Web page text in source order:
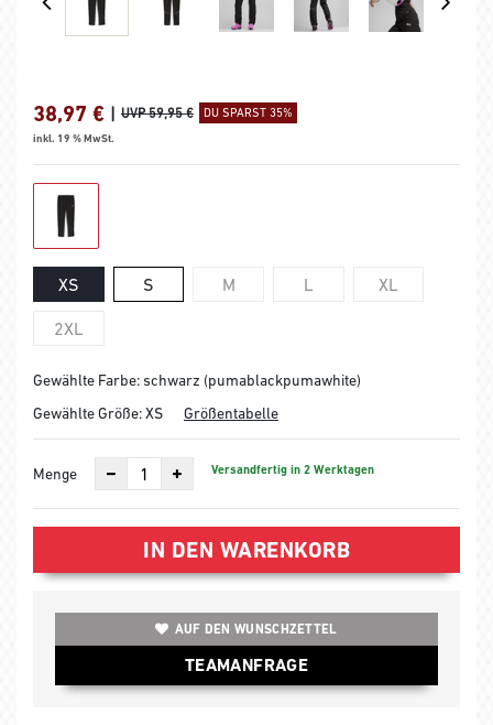
38,97 € | UVP 59,95 € DU SPARST 35%
inkl. 19 % MwSt.
XS S M L XL
2XL
Gewählte Farbe: schwarz (pumablackpumawhite)
Gewählte Größe:XS Größentabelle
Menge Versandfertig in 2 Werktagen
IN DEN WARENKORB
AUF DEN WUNSCHZETTEL
TEAMANFRAGE